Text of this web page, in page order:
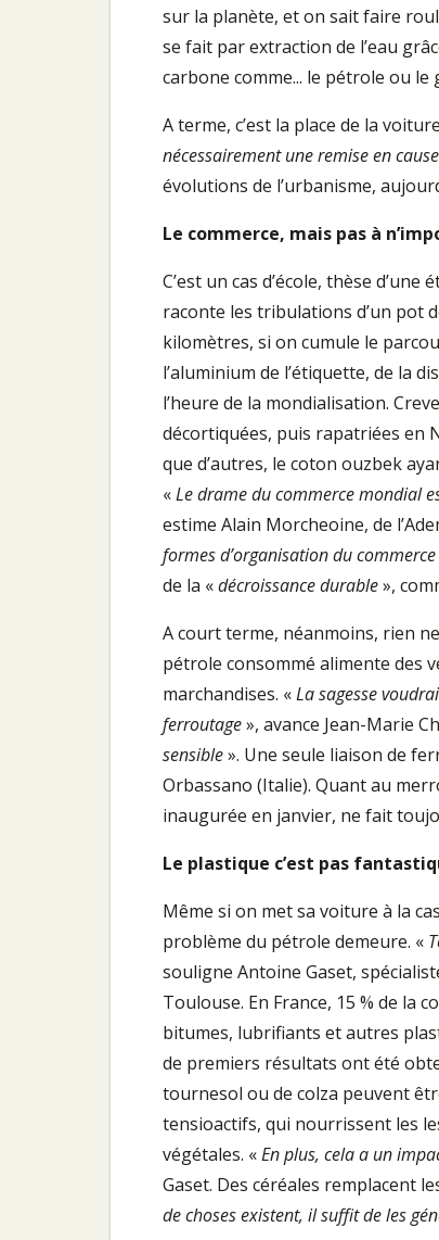
sur la planète, et on sait faire
se fait par extraction de l’eau
carbone comme... le pétrole ou le
A terme, c’est la place de la
nécessairement une remise en
évolutions de l’urbanisme,
Le commerce, mais pas à
C’est un cas d’école, thèse
raconte les tribulations d’un pot
kilomètres, si on cumule le
l’aluminium de l’étiquette, de la
l’heure de la mondialisation.
décortiquées, puis rapatriées en
que d’autres, le coton ouzbek
«Le drame du commerce mondial
estime Alain Morcheoine, de
formes d’organisation du
de la «décroissance durable»,
A court terme, néanmoins, rien
pétrole consommé alimente des
marchandises. «La sagesse
ferroutage», avance Jean-Marie
sensible». Une seule liaison de
Orbassano (Italie). Quant au
inaugurée en janvier, ne fait
Le plastique c’est pas
Même si on met sa voiture à la
problème du pétrole demeure. «
souligne Antoine Gaset,
Toulouse. En France, 15 % de la
bitumes, lubrifiants et autres
de premiers résultats ont été
tournesol ou de colza peuvent
tensioactifs, qui nourrissent les
végétales. «En plus, cela a un
Gaset. Des céréales remplacent
de choses existent, il suffit de les